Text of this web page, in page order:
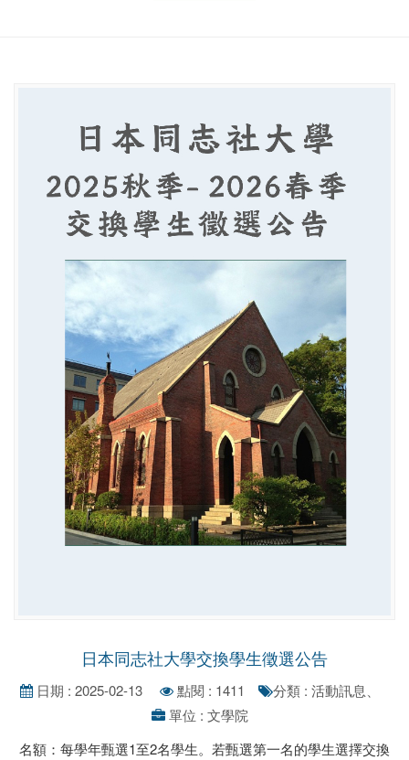
日本同志社大學交換學生徵選公告
日期 : 2025-02-13 點閱 : 1411
分類 : 活動訊息、
單位 : 文學院
名額：每學年甄選1至2名學生。若甄選第一名的學生選擇交換